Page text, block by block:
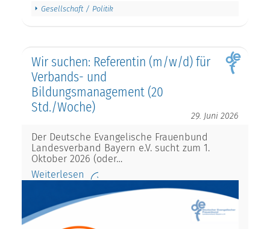
Gesellschaft / Politik
Wir suchen: Referentin (m/w/d) für
Verbands- und
Bildungsmanagement (20
Std./Woche)
29. Juni 2026
Der Deutsche Evangelische Frauenbund
Landesverband Bayern e.V. sucht zum 1.
Oktober 2026 (oder…
Weiterlesen